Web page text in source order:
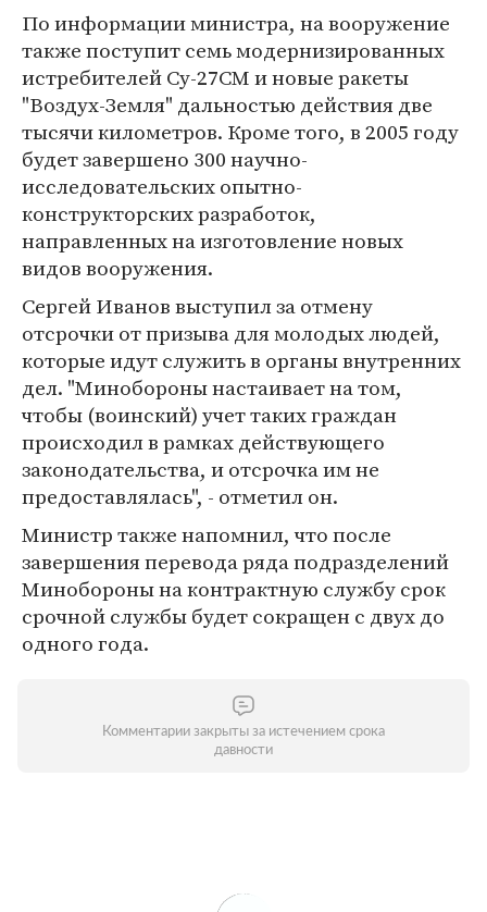
По информации министра, на вооружение
также поступит семь модернизированных
истребителей Су-27СМ и новые ракеты
"Воздух-Земля" дальностью действия две
тысячи километров. Кроме того, в 2005 году
будет завершено 300 научно-
исследовательских опытно-
конструкторских разработок,
направленных на изготовление новых
видов вооружения.
Сергей Иванов выступил за отмену
отсрочки от призыва для молодых людей,
которые идут служить в органы внутренних
дел. "Минобороны настаивает на том,
чтобы (воинский) учет таких граждан
происходил в рамках действующего
законодательства, и отсрочка им не
предоставлялась", - отметил он.
Министр также напомнил, что после
завершения перевода ряда подразделений
Минобороны на контрактную службу срок
срочной службы будет сокращен с двух до
одного года.
Комментарии закрыты за истечением срока
давности